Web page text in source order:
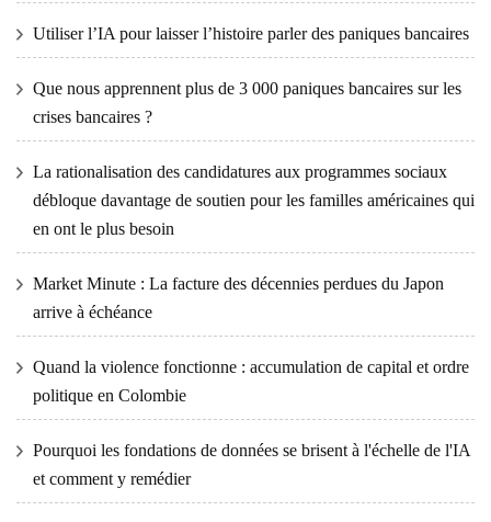
Utiliser l’IA pour laisser l’histoire parler des paniques bancaires
Que nous apprennent plus de 3 000 paniques bancaires sur les
crises bancaires ?
La rationalisation des candidatures aux programmes sociaux
débloque davantage de soutien pour les familles américaines qui
en ont le plus besoin
Market Minute : La facture des décennies perdues du Japon
arrive à échéance
Quand la violence fonctionne : accumulation de capital et ordre
politique en Colombie
Pourquoi les fondations de données se brisent à l'échelle de l'IA
et comment y remédier